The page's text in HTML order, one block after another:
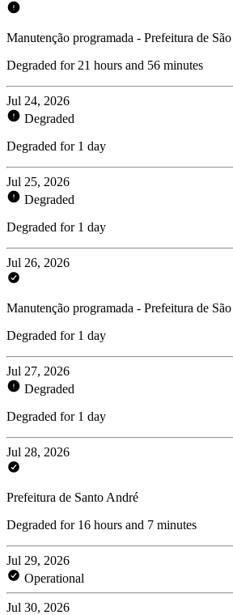
Manutenção programada - Prefeitura de São
Degraded for 21 hours and 56 minutes
Jul 24, 2026
Degraded
Degraded for 1 day
Jul 25, 2026
Degraded
Degraded for 1 day
Jul 26, 2026
Manutenção programada - Prefeitura de São
Degraded for 1 day
Jul 27, 2026
Degraded
Degraded for 1 day
Jul 28, 2026
Prefeitura de Santo André
Degraded for 16 hours and 7 minutes
Jul 29, 2026
Operational
Jul 30, 2026